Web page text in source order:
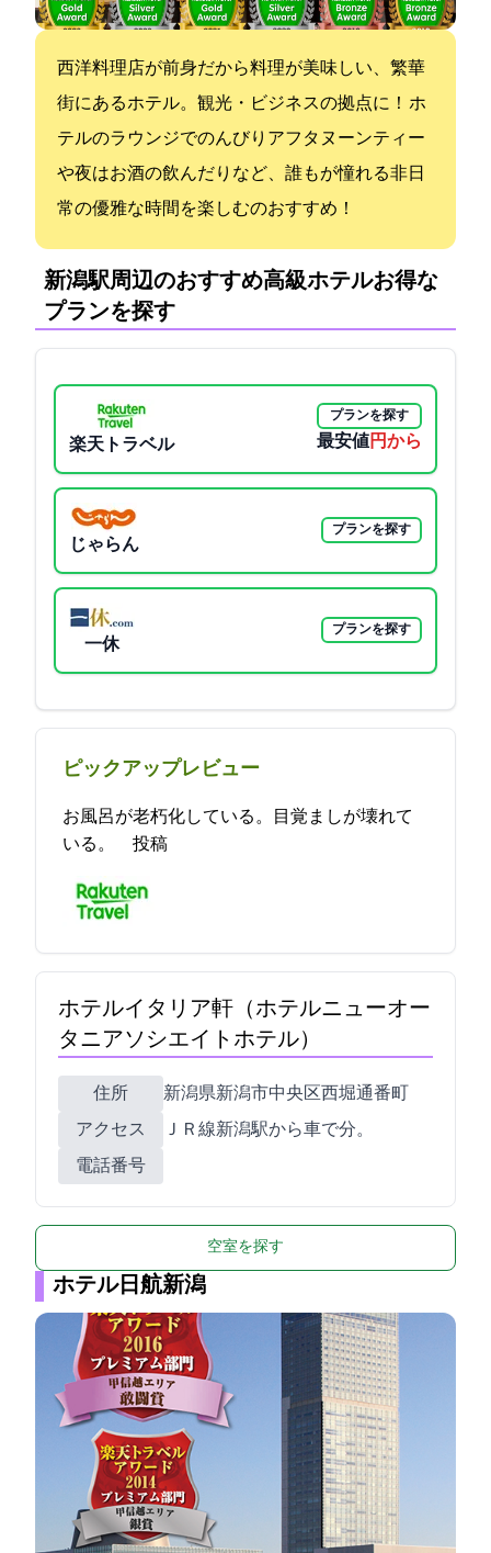
西洋料理店が前身だから料理が美味しい、繁華
街にあるホテル。観光・ビジネスの拠点に！ ホ
テルのラウンジでのんびりアフタヌーンティー
や夜はお酒の飲んだりなど、誰もが憧れる非日
常の優雅な時間を楽しむのおすすめ！
新潟駅周辺のおすすめ高級ホテル:お得な
プランを探す
楽天トラベル
プランを探す
最安値2800円から
じゃらん
プランを探す
一休
プランを探す
ピックアップレビュー
お風呂が老朽化している。目覚ましが壊れて
いる。 2021-11-05 00:27:28投稿
ホテルイタリア軒（ホテルニューオー
タニアソシエイトホテル）
住所
新潟県新潟市中央区西堀通7番町1574
アクセス
ＪＲ線新潟駅から車で10分。
電話番号
空室を探す
ホテル日航新潟